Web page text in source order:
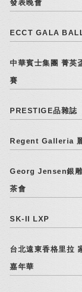
發表晚會
ECCT GALA
中華賓士集團 菁英
賽
PRESTIGE品雜誌
Regent Galleria
Georg Jensen銀
茶會
SK-II LXP
台北遠東香格里拉
嘉年華